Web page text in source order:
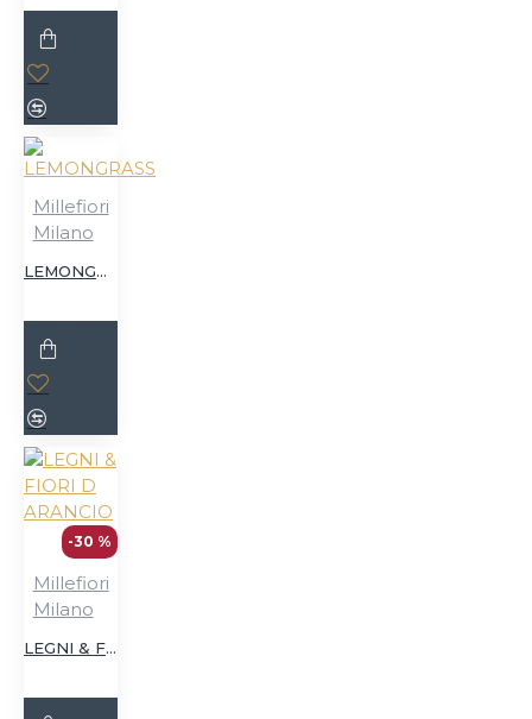
Millefiori
Milano
LEMONGRASS
-30 %
Millefiori
Milano
LEGNI & FIORI D ARANCIO